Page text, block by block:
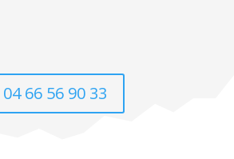
04 66 56 90 33